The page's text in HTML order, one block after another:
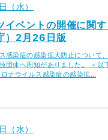
（水）
イベントの開催に関
）2月26日版
感染症の感染拡大防止について
団体へ周知がありました。 ＜以
ナウイルス感染症の感染拡…
（水）